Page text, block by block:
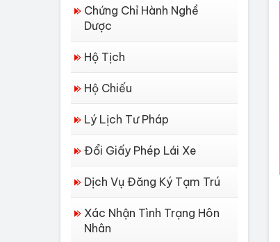
Chứng Chỉ Hành Nghề
Dược
Hộ Tịch
Hộ Chiếu
Lý Lịch Tư Pháp
Đổi Giấy Phép Lái Xe
Dịch Vụ Đăng Ký Tạm Trú
Xác Nhận Tình Trạng Hôn
Nhân